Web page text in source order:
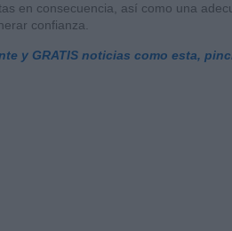
en consecuencia, así como una
confianza.
y GRATIS noticias como esta,